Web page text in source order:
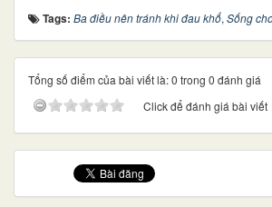
Tags: Ba điều nên tránh khi đau khổ, Sống
Tổng số điểm của bài viết là: 0 trong 0 đánh giá
Click để đánh giá bài viết